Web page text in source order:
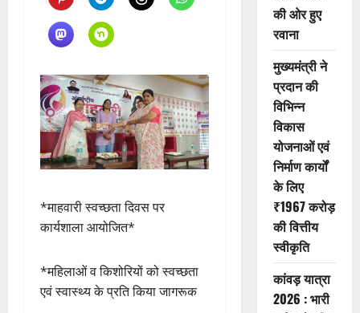
*माहवारी स्वच्छता दिवस पर
कार्यशाला आयोजित*
*महिलाओं व किशोरियों को स्वच्छता
एवं स्वास्थ्य के प्रति किया जागरूक
की ओर हुए
रवाना
मुख्यमंत्री ने
प्रदान की
विभिन्न
विकास
योजनाओं एवं
निर्माण कार्यों
के लिए
₹1967 करोड़
की वित्तीय
स्वीकृति
कांवड़ यात्रा
2026 : भारी